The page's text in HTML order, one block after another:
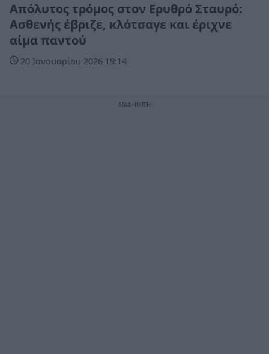
Απόλυτος τρόμος στον Ερυθρό Σταυρό:
Ασθενής έβριζε, κλότσαγε και έριχνε
αίμα παντού
20 Ιανουαρίου 2026 19:14